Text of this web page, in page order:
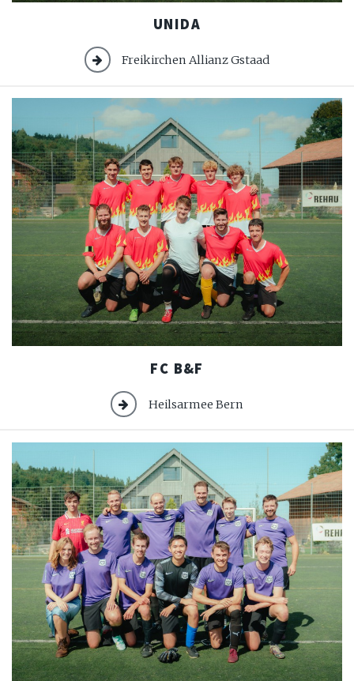
UNIDA
Freikirchen Allianz Gstaad
FC B&F
Heilsarmee Bern